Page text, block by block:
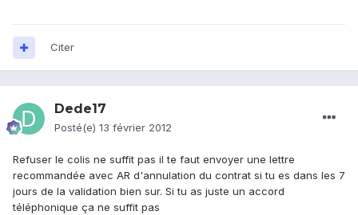
Citer
Dede17
Posté(e) 13 février 2012
Refuser le colis ne suffit pas il te faut envoyer une lettre
recommandée avec AR d'annulation du contrat si tu es dans les 7
jours de la validation bien sur. Si tu as juste un accord
téléphonique ça ne suffit pas